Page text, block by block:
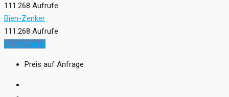
111.268 Aufrufe
Bien-Zenker
111.268 Aufrufe
Kundenhaus
Preis auf Anfrage